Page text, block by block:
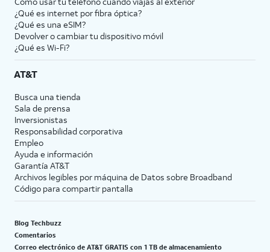
¿Qué es internet por fibra óptica?
¿Qué es una eSIM?
Devolver o cambiar tu dispositivo móvil
¿Qué es Wi-Fi?
AT&T
Busca una tienda
Sala de prensa
Inversionistas
Responsabilidad corporativa
Empleo
Ayuda e información
Garantía AT&T
Archivos legibles por máquina de Datos sobre Broadband
Código para compartir pantalla
Blog Techbuzz
Comentarios
Correo electrónico de AT&T GRATIS con 1 TB de almacenamiento